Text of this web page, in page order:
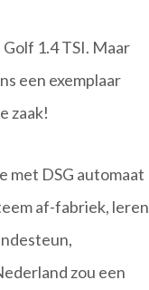
1.4 TSI. Maar
een exemplaar
zaak!
met DSG automaat
af-fabriek, leren
zou een